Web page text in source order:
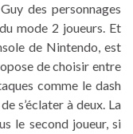
des personnages
mode 2 joueurs. Et
de Nintendo, est
de choisir entre
comme le dash
s’éclater à deux. La
le second joueur, si